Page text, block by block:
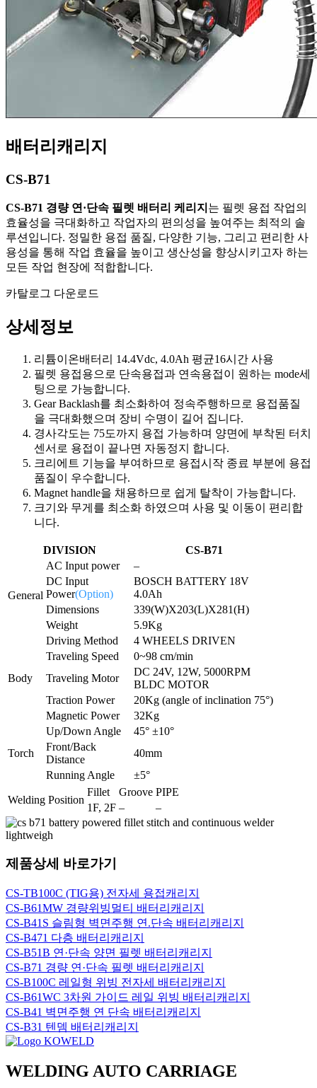
배터리캐리지
CS-B71
CS-B71 경량 연·단속 필렛 배터리 케리지 는 필렛 용접 작업의
효율성을 극대화하고 작업자의 편의성을 높여주는 최적의 솔
루션입니다. 정밀한 용접 품질, 다양한 기능, 그리고 편리한 사
용성을 통해 작업 효율을 높이고 생산성을 향상시키고자 하는
모든 작업 현장에 적합합니다.
카탈로그 다운로드
상세정보
리튬이온배터리 14.4Vdc, 4.0Ah 평균16시간 사용
필렛 용접용으로 단속용접과 연속용접이 원하는 mode세
팅으로 가능합니다.
Gear Backlash를 최소화하여 정속주행하므로 용접품질
을 극대화했으며 장비 수명이 길어 집니다.
경사각도는 75도까지 용접 가능하며 양면에 부착된 터치
센서로 용접이 끝나면 자동정지 합니다.
크리에트 기능을 부여하므로 용접시작 종료 부분에 용접
품질이 우수합니다.
Magnet handle을 채용하므로 쉽게 탈착이 가능합니다.
크기와 무게를 최소화 하였으며 사용 및 이동이 편리합
니다.
DIVISION CS-B71
General
AC Input power
–
DC Input
Power(Option)
BOSCH BATTERY 18V
4.0Ah
Dimensions
339(W)X203(L)X281(H)
Weight
5.9Kg
Body
Driving Method
4 WHEELS DRIVEN
Traveling Speed
0~98 cm/min
Traveling Motor
DC 24V, 12W, 5000RPM
BLDC MOTOR
Traction Power
20Kg (angle of inclination 75°)
Magnetic Power
32Kg
Torch
Up/Down Angle
45° ±10°
Front/Back
Distance
40mm
Running Angle
±5°
Welding Position
Fillet Groove PIPE
1F, 2F – –
제품상세 바로가기
CS-TB100C (TIG용) 전자세 용접캐리지
CS-B61MW 경량위빙멀티 배터리캐리지
CS-B41S 슬림형 벽면주행 연.단속 배터리캐리지
CS-B471 다층 배터리캐리지
CS-B51B 연·단속 양면 필렛 배터리캐리지
CS-B71 경량 연·단속 필렛 배터리캐리지
CS-B100C 레일형 위빙 전자세 배터리캐리지
CS-B61WC 3차원 가이드 레일 위빙 배터리캐리지
CS-B41 벽면주행 연 단속 배터리캐리지
CS-B31 텐뎀 배터리캐리지
WELDING AUTO CARRIAGE